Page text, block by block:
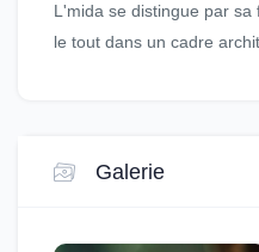
L'mida se distingue par
le tout dans un cadre
Galerie